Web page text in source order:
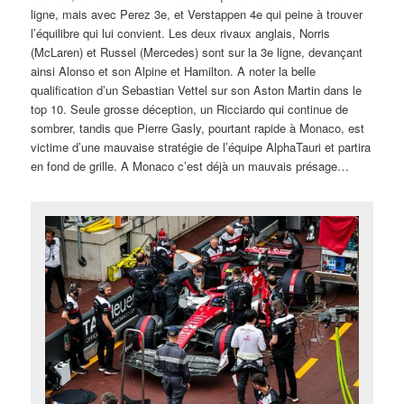
ligne, mais avec Perez 3e, et Verstappen 4e qui peine à trouver
l’équilibre qui lui convient. Les deux rivaux anglais, Norris
(McLaren) et Russel (Mercedes) sont sur la 3e ligne, devançant
ainsi Alonso et son Alpine et Hamilton. A noter la belle
qualification d’un Sebastian Vettel sur son Aston Martin dans le
top 10. Seule grosse déception, un Ricciardo qui continue de
sombrer, tandis que Pierre Gasly, pourtant rapide à Monaco, est
victime d’une mauvaise stratégie de l’équipe AlphaTauri et partira
en fond de grille. A Monaco c’est déjà un mauvais présage…